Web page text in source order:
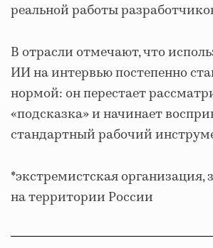
реальной работы
В отрасли отмечают, что
ИИ на интервью постепенно
нормой: он перестает
«подсказка» и начинает
стандартный рабочий
*экстремистская организация,
на территории России